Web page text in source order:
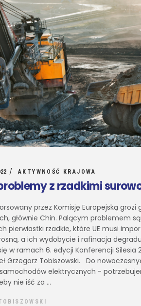
AKTYWNOŚĆ KRAJOWA
z rzadkimi
przez Komisję Europejską
głównie Chin. Palącym problemem
pierwiastki rzadkie, które UE musi
a ich wydobycie i rafinacja
w ramach 6. edycji Konferencji
Grzegorz Tobiszowski. Do
elektrycznych -
nie iść za